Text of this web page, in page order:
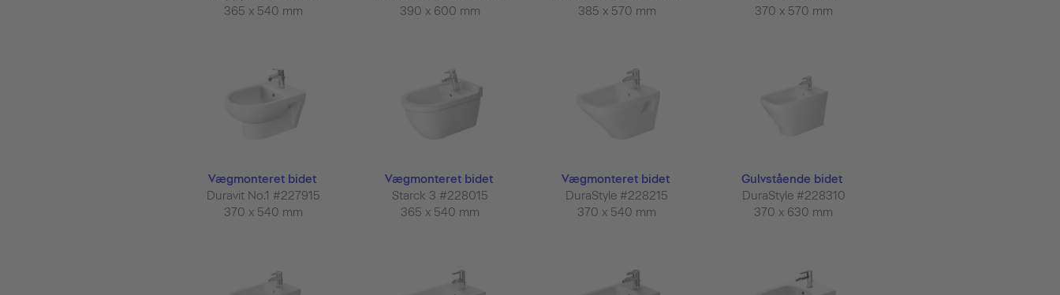
365 x 540 mm
390 x 600 mm
385 x 570 mm
370 x 570 mm
Vægmonteret bidet
Duravit No.1 #227915
370 x 540 mm
Vægmonteret bidet
Starck 3 #228015
365 x 540 mm
Vægmonteret bidet
DuraStyle #228215
370 x 540 mm
Gulvstående bidet
DuraStyle #228310
370 x 630 mm